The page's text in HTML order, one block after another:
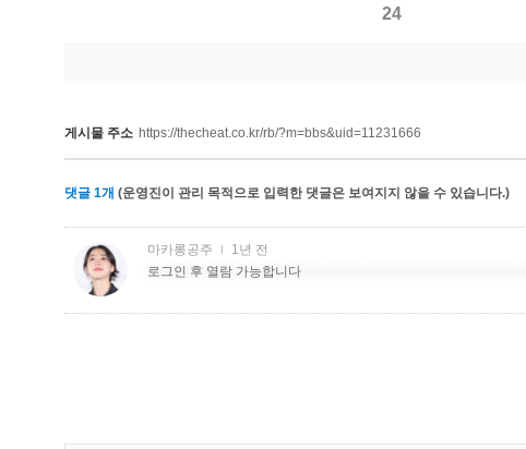
24
게시물 주소 https://thecheat.co.kr/rb/?m=bbs&uid=11231666
댓글 1개 (운영진이 관리 목적으로 입력한 댓글은 보여지지 않을 수 있습니다.)